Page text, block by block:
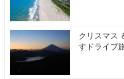
クリスマス
すドライブ